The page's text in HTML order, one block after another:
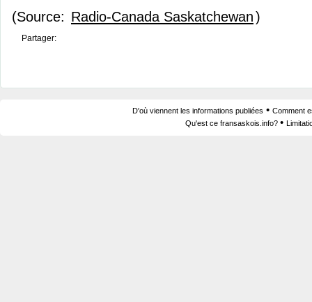
(Source: Radio-Canada Saskatchewan)
Partager:
D'où viennent les informations publiées • Comment
Qu'est ce fransaskois.info? •